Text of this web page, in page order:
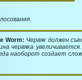
Worm: Червяк должен
червяка
наоборот создает